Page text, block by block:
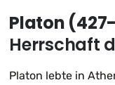
Platon
Herrschaft
Platon lebte in